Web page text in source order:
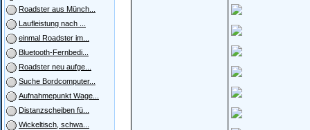
Roadster aus Münch...
Laufleistung nach ...
einmal Roadster im...
Bluetooth-Fernbedi...
Roadster neu aufge...
Suche Bordcomputer...
Aufnahmepunkt Wage...
Distanzscheiben fü...
Wickeltisch, schwa...